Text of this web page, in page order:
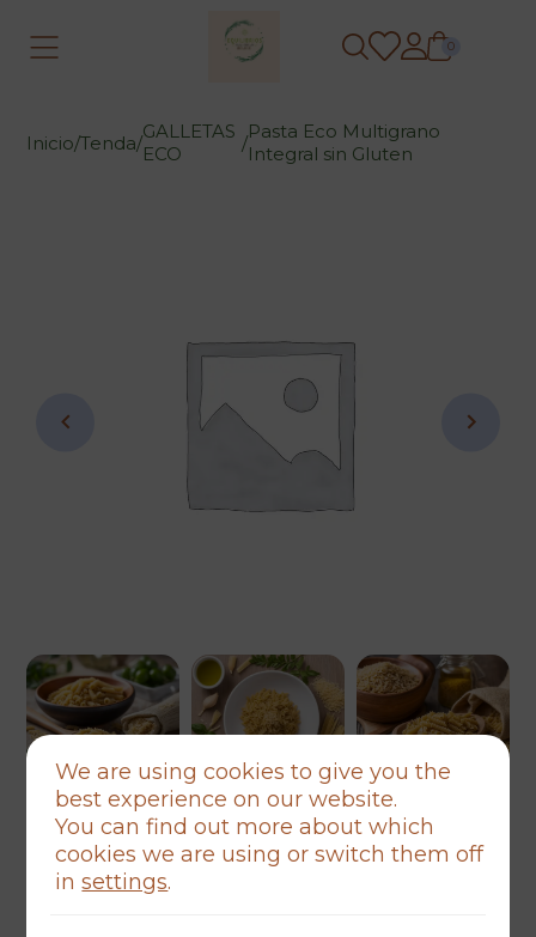
0
Inicio/Tenda/GALLETAS
ECO
/Pasta Eco Multigrano
Integral sin Gluten
alimentación
pasta eco
sin gluten
We are using cookies to give you the
best experience on our website.
You can find out more about which
cookies we are using or switch them off
insettings.